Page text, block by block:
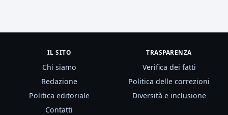
IL SITO
Chi siamo
Redazione
Politica editoriale
Contatti
TRASPARENZA
Verifica dei fatti
Politica delle correzioni
Diversità e inclusione